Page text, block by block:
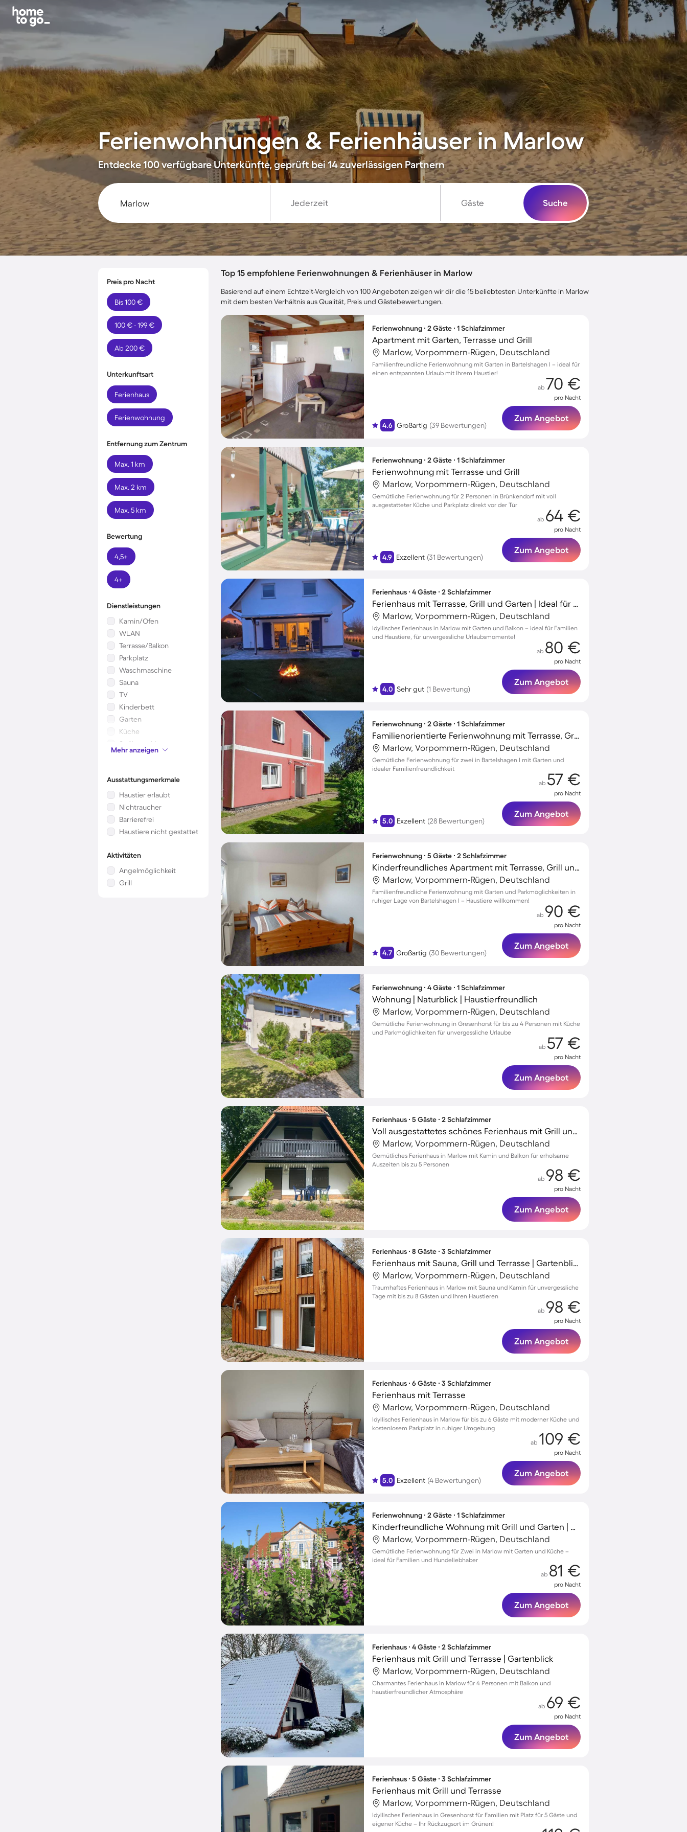
Ferienwohnungen & Ferienhäuser in Marlow
Entdecke 100 verfügbare Unterkünfte, geprüft bei 14 zuverlässigen Partnern
Jederzeit Gäste Suche
Preis pro Nacht
Bis 100 €
100 € - 199 €
Ab 200 €
Unterkunftsart
Ferienhaus
Ferienwohnung
Entfernung zum Zentrum
Max. 1 km
Max. 2 km
Max. 5 km
Bewertung
4,5+
4+
Dienstleistungen
Kamin/Ofen
WLAN
Terrasse/Balkon
Parkplatz
Waschmaschine
Sauna
TV
Kinderbett
Garten
Küche
Spülmaschine
Mikrowelle
Mehr anzeigen
Ausstattungsmerkmale
Haustier erlaubt
Nichtraucher
Barrierefrei
Haustiere nicht gestattet
Aktivitäten
Angelmöglichkeit
Grill
Top 15 empfohlene Ferienwohnungen & Ferienhäuser in Marlow
Basierend auf einem Echtzeit-Vergleich von 100 Angeboten zeigen wir dir die 15 beliebtesten Unterkünfte in Marlow
mit dem besten Verhältnis aus Qualität, Preis und Gästebewertungen.
Ferienwohnung ∙ 2 Gäste ∙ 1 Schlafzimmer
Apartment mit Garten, Terrasse und Grill
Marlow, Vorpommern-Rügen, Deutschland
Familienfreundliche Ferienwohnung mit Garten in Bartelshagen I – ideal für
einen entspannten Urlaub mit Ihrem Haustier!
4.6 Großartig (39 Bewertungen)
ab 70 €
pro Nacht
Zum Angebot
Ferienwohnung ∙ 2 Gäste ∙ 1 Schlafzimmer
Ferienwohnung mit Terrasse und Grill
Marlow, Vorpommern-Rügen, Deutschland
Gemütliche Ferienwohnung für 2 Personen in Brünkendorf mit voll
ausgestatteter Küche und Parkplatz direkt vor der Tür
4.9 Exzellent (31 Bewertungen)
ab 64 €
pro Nacht
Zum Angebot
Ferienhaus ∙ 4 Gäste ∙ 2 Schlafzimmer
Ferienhaus mit Terrasse, Grill und Garten | Ideal für Homeoffice
Marlow, Vorpommern-Rügen, Deutschland
Idyllisches Ferienhaus in Marlow mit Garten und Balkon – ideal für Familien
und Haustiere, für unvergessliche Urlaubsmomente!
4.0 Sehr gut (1 Bewertung)
ab 80 €
pro Nacht
Zum Angebot
Ferienwohnung ∙ 2 Gäste ∙ 1 Schlafzimmer
Familienorientierte Ferienwohnung mit Terrasse, Grill und Garten
Marlow, Vorpommern-Rügen, Deutschland
Gemütliche Ferienwohnung für zwei in Bartelshagen I mit Garten und
idealer Familienfreundlichkeit
5.0 Exzellent (28 Bewertungen)
ab 57 €
pro Nacht
Zum Angebot
Ferienwohnung ∙ 5 Gäste ∙ 2 Schlafzimmer
Kinderfreundliches Apartment mit Terrasse, Grill und Garten | Hunde erlaubt
Marlow, Vorpommern-Rügen, Deutschland
Familienfreundliche Ferienwohnung mit Garten und Parkmöglichkeiten in
ruhiger Lage von Bartelshagen I – Haustiere willkommen!
4.7 Großartig (30 Bewertungen)
ab 90 €
pro Nacht
Zum Angebot
Ferienwohnung ∙ 4 Gäste ∙ 1 Schlafzimmer
Wohnung | Naturblick | Haustierfreundlich
Marlow, Vorpommern-Rügen, Deutschland
Gemütliche Ferienwohnung in Gresenhorst für bis zu 4 Personen mit Küche
und Parkmöglichkeiten für unvergessliche Urlaube
ab 57 €
pro Nacht
Zum Angebot
Ferienhaus ∙ 5 Gäste ∙ 2 Schlafzimmer
Voll ausgestattetes schönes Ferienhaus mit Grill und Terrasse | Gartenblick
Marlow, Vorpommern-Rügen, Deutschland
Gemütliches Ferienhaus in Marlow mit Kamin und Balkon für erholsame
Auszeiten bis zu 5 Personen
ab 98 €
pro Nacht
Zum Angebot
Ferienhaus ∙ 8 Gäste ∙ 3 Schlafzimmer
Ferienhaus mit Sauna, Grill und Terrasse | Gartenblick
Marlow, Vorpommern-Rügen, Deutschland
Traumhaftes Ferienhaus in Marlow mit Sauna und Kamin für unvergessliche
Tage mit bis zu 8 Gästen und Ihren Haustieren
ab 98 €
pro Nacht
Zum Angebot
Ferienhaus ∙ 6 Gäste ∙ 3 Schlafzimmer
Ferienhaus mit Terrasse
Marlow, Vorpommern-Rügen, Deutschland
Idyllisches Ferienhaus in Marlow für bis zu 6 Gäste mit moderner Küche und
kostenlosem Parkplatz in ruhiger Umgebung
5.0 Exzellent (4 Bewertungen)
ab 109 €
pro Nacht
Zum Angebot
Ferienwohnung ∙ 2 Gäste ∙ 1 Schlafzimmer
Kinderfreundliche Wohnung mit Grill und Garten | Hunde erlaubt
Marlow, Vorpommern-Rügen, Deutschland
Gemütliche Ferienwohnung für Zwei in Marlow mit Garten und Küche –
ideal für Familien und Hundeliebhaber
ab 81 €
pro Nacht
Zum Angebot
Ferienhaus ∙ 4 Gäste ∙ 2 Schlafzimmer
Ferienhaus mit Grill und Terrasse | Gartenblick
Marlow, Vorpommern-Rügen, Deutschland
Charmantes Ferienhaus in Marlow für 4 Personen mit Balkon und
haustierfreundlicher Atmosphäre
ab 69 €
pro Nacht
Zum Angebot
Ferienhaus ∙ 5 Gäste ∙ 3 Schlafzimmer
Ferienhaus mit Grill und Terrasse
Marlow, Vorpommern-Rügen, Deutschland
Idyllisches Ferienhaus in Gresenhorst für Familien mit Platz für 5 Gäste und
eigener Küche – Ihr Rückzugsort im Grünen!